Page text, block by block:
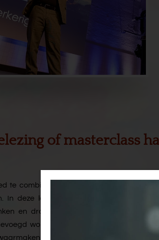
of masterclass
te combineren met de lezing Laten we
In deze lezing neemt Danielle Braun je
en dromen, over generaties heen
.
worden om echt een masterclass
of rituelen vormgeven. Wij